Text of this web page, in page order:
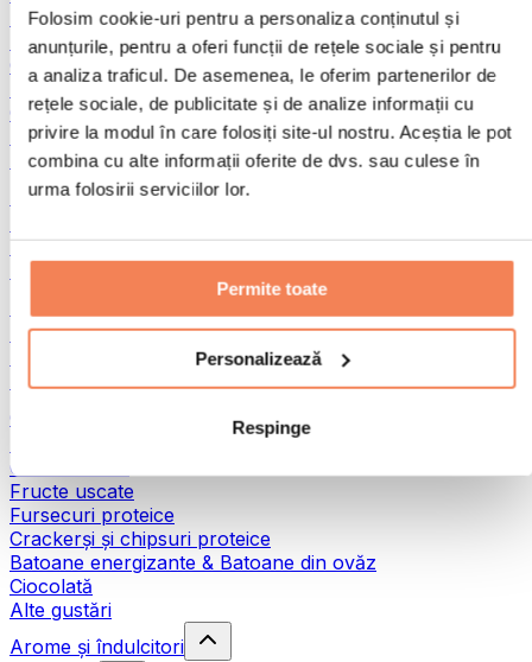
Folosim cookie-uri pentru a personaliza conținutul și
anunțurile, pentru a oferi funcții de rețele sociale și pentru
a analiza traficul. De asemenea, le oferim partenerilor de
rețele sociale, de publicitate și de analize informații cu
privire la modul în care folosiți site-ul nostru. Aceștia le pot
combina cu alte informații oferite de dvs. sau culese în
urma folosirii serviciilor lor.
Permite toate
Personalizează
Respinge
Pește
Alimente gata preparate
Ouă
Pâine și produse de patiserie
Carne
Leguminoase
Alte alimente fitness
Unturi din nuci
Unturi dulci din nuci
Superalimente verzi
Alte superalimente
Gustări proteice
Carne uscată
Fructe uscate
Fursecuri proteice
Crackerși și chipsuri proteice
Batoane energizante & Batoane din ovăz
Ciocolată
Alte gustări
Arome și îndulcitori